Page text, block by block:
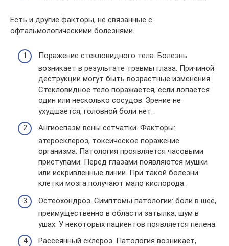
Есть и другие факторы, не связанные с
офтальмологическими болезнями.
Поражение стекловидного тела. Болезнь
возникает в результате травмы глаза. Причиной
деструкции могут быть возрастные изменения.
Стекловидное тело поражается, если лопается
один или несколько сосудов. Зрение не
ухудшается, головной боли нет.
Ангиоспазм вены сетчатки. Факторы:
атеросклероз, токсическое поражение
организма. Патология проявляется часовыми
приступами. Перед глазами появляются мушки
или искривленные линии. При такой болезни
клетки мозга получают мало кислорода.
Остеохондроз. Симптомы патологии: боли в шее,
преимущественно в области затылка, шум в
ушах. У некоторых пациентов появляется пелена.
Рассеянный склероз. Патология возникает,